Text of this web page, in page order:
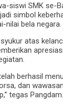
siswi SMK se-
simbol
nilai bela negara.
atas
berhasil
dan
tegas Pangdam.